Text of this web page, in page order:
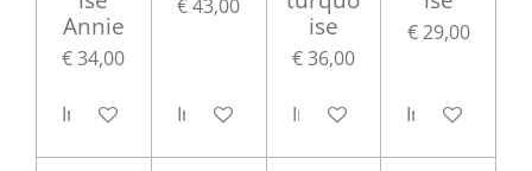
Annie
€ 34,00
In winkelwagen
€ 43,00
In winkelwagen
ise
€ 36,00
In winkelwagen
€ 29,00
In